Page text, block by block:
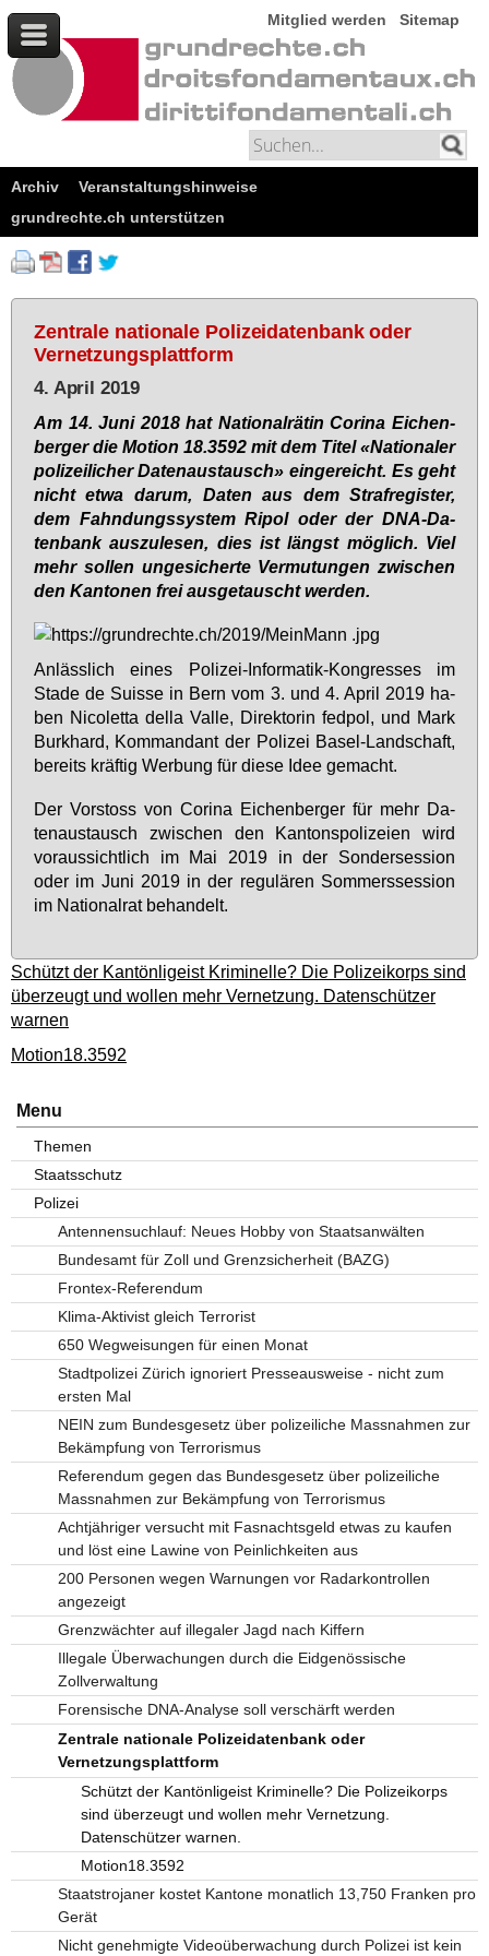
Mitglied werden Sitemap
Archiv
Veranstaltungshinweise
grundrechte.ch unterstützen
Zentrale nationale Polizeidatenbank oder
Vernetzungsplattform
4. April 2019
Am 14. Ju­ni 2018 hat Na­tio­nal­rä­tin Co­ri­na Ei­chen­
ber­ger die Mo­ti­on 18.3592 mit dem Ti­tel «Na­tio­na­ler
po­li­zei­li­cher Da­ten­aus­tausch» ein­ge­reicht. Es geht
nicht et­wa dar­um, Da­ten aus dem Straf­re­gis­ter,
dem Fahn­dungs­sys­tem Ri­pol oder der DNA-Da­
ten­bank aus­zu­le­sen, dies ist längst mög­lich. Viel
mehr sol­len un­ge­si­cher­te Ver­mu­tun­gen zwi­schen
den Kan­to­nen frei aus­ge­tauscht wer­den.
An­läss­lich ei­nes Po­li­zei-In­for­ma­tik-Kon­gres­ses im
Sta­de de Su­is­se in Bern vom 3. und 4. April 2019 ha­
ben Ni­colet­ta del­la Val­le, Di­rek­to­rin fed­pol, und Mark
Burk­hard, Kom­man­dant der Po­li­zei Ba­sel-Land­schaft,
be­reits kräf­tig Wer­bung für die­se Idee ge­macht.
Der Vor­stoss von Co­ri­na Ei­chen­ber­ger für mehr Da­
ten­aus­tausch zwi­schen den Kan­tons­po­li­zei­en wird
vor­aus­sicht­lich im Mai 2019 in der Son­der­ses­si­on
oder im Ju­ni 2019 in der re­gu­lä­ren Som­mers­ses­si­on
im Na­tio­nal­rat be­han­delt.
Schützt der Kantönligeist Kriminelle? Die Polizeikorps sind
überzeugt und wollen mehr Vernetzung. Datenschützer
warnen
Motion18.3592
Menu
Themen
Staatsschutz
Polizei
Antennensuchlauf: Neues Hobby von Staatsanwälten
Bundesamt für Zoll und Grenzsicherheit (BAZG)
Frontex-Referendum
Klima-Aktivist gleich Terrorist
650 Wegweisungen für einen Monat
Stadtpolizei Zürich ignoriert Presseausweise - nicht zum
ersten Mal
NEIN zum Bundesgesetz über polizeiliche Massnahmen zur
Bekämpfung von Terrorismus
Referendum gegen das Bundesgesetz über polizeiliche
Massnahmen zur Bekämpfung von Terrorismus
Achtjähriger versucht mit Fasnachtsgeld etwas zu kaufen
und löst eine Lawine von Peinlichkeiten aus
200 Personen wegen Warnungen vor Radarkontrollen
angezeigt
Grenzwächter auf illegaler Jagd nach Kiffern
Illegale Überwachungen durch die Eidgenössische
Zollverwaltung
Forensische DNA-Analyse soll verschärft werden
Zentrale nationale Polizeidatenbank oder
Vernetzungsplattform
Schützt der Kantönligeist Kriminelle? Die Polizeikorps
sind überzeugt und wollen mehr Vernetzung.
Datenschützer warnen.
Motion18.3592
Staatstrojaner kostet Kantone monatlich 13,750 Franken pro
Gerät
Nicht genehmigte Videoüberwachung durch Polizei ist kein